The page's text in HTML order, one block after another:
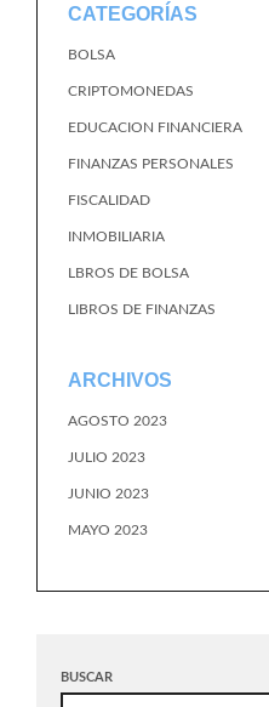
CATEGORÍAS
BOLSA
CRIPTOMONEDAS
EDUCACION FINANCIERA
FINANZAS PERSONALES
FISCALIDAD
INMOBILIARIA
LBROS DE BOLSA
LIBROS DE FINANZAS
ARCHIVOS
AGOSTO 2023
JULIO 2023
JUNIO 2023
MAYO 2023
BUSCAR